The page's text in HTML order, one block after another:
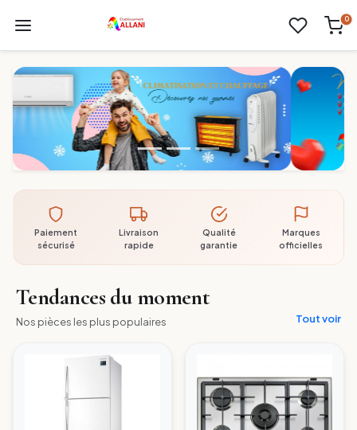
0
Paiement
sécurisé
Livraison
rapide
Qualité
garantie
Marques
officielles
Tendances du moment
Nos pièces les plus populaires Tout voir